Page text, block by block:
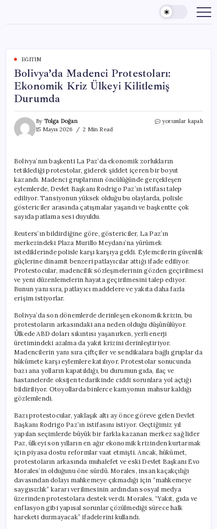
content
EĞITIM
Bolivya’da Madenci Protestoları:
Ekonomik Kriz Ülkeyi Kilitlemiş
Durumda
By Tolga Doğan
15 Mayıs 2026
2 Min Read
Bolivya’da
Ülkeyi
Kilitlemiş
Durumda
için
yorumlar kapalı
Bolivya’nın başkenti La Paz’da ekonomik zorlukların
tetiklediği protestolar, giderek şiddet içeren bir boyut
kazandı. Madenci gruplarının öncülüğünde gerçekleşen
eylemlerde, Devlet Başkanı Rodrigo Paz’ın istifası talep
ediliyor. Tansiyonun yüksek olduğu bu olaylarda, polisle
göstericiler arasında çatışmalar yaşandı ve başkentte çok
sayıda patlama sesi duyuldu.
Reuters’ın bildirdiğine göre, göstericiler, La Paz’ın
merkezindeki Plaza Murillo Meydanı’na yürümek
istediklerinde polisle karşı karşıya geldi. Eylemcilerin güvenlik
güçlerine dinamit benzeri patlayıcılar attığı ifade ediliyor.
Protestocular, madencilik sözleşmelerinin gözden geçirilmesi
ve yeni düzenlemelerin hayata geçirilmesini talep ediyor.
Bunun yanı sıra, patlayıcı maddelere ve yakıta daha fazla
erişim istiyorlar.
Bolivya’da son dönemlerde derinleşen ekonomik krizin, bu
protestoların arkasındaki ana neden olduğu düşünülüyor.
Ülkede ABD doları sıkıntısı yaşanırken, yerli enerji
üretimindeki azalma da yakıt krizini derinleştiriyor.
Madencilerin yanı sıra çiftçiler ve sendikalara bağlı gruplar da
hükümete karşı eylemlere katılıyor. Protestolar sonucunda
bazı ana yolların kapatıldığı, bu durumun gıda, ilaç ve
hastanelerde oksijen tedarikinde ciddi sorunlara yol açtığı
bildiriliyor. Otoyollarda binlerce kamyonun mahsur kaldığı
gözlemlendi.
Bazı protestocular, yaklaşık altı ay önce göreve gelen Devlet
Başkanı Rodrigo Paz’ın istifasını istiyor. Geçtiğimiz yıl
yapılan seçimlerde büyük bir farkla kazanan merkez sağ lider
Paz, ülkeyi son yılların en ağır ekonomik krizinden kurtarmak
için piyasa dostu reformlar vaat etmişti. Ancak, hükümet,
protestoların arkasında muhalefet ve eski Devlet Başkanı Evo
Morales’in olduğunu öne sürdü. Morales, insan kaçakçılığı
davasından dolayı mahkemeye çıkmadığı için “mahkemeye
saygısızlık” kararı verilmesinin ardından sosyal medya
üzerinden protestolara destek verdi. Morales, “Yakıt, gıda ve
enflasyon gibi yapısal sorunlar çözülmediği sürece halk
hareketi durmayacak” ifadelerini kullandı.